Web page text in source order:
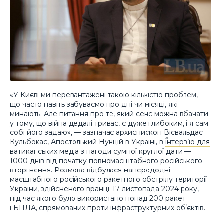
«У Києві ми перевантажені такою кількістю проблем,
що часто навіть забуваємо про дні чи місяці, які
минають. Але питання про те, який сенс можна вбачати
у тому, що війна дедалі триває, є дуже глибоким, і я сам
собі його задаю», — зазначає архиєпископ Вісвальдас
Кульбокас, Апостолький Нунцій в Україні, вінтерв’ю для
ватиканських медіа з нагоди сумної круглої дати —
1000 днів від початку повномасштабного російського
вторгнення. Розмова відбулася напередодні
масштабного російського ракетного обстрілу території
України, здійсненого вранці, 17 листопада 2024 року,
під час якого було використано понад 200 ракет
і БПЛА, спрямованих проти інфраструктурних обʼєктів.